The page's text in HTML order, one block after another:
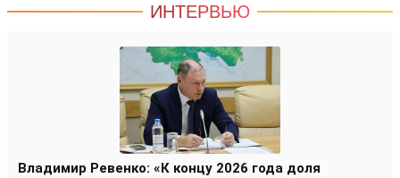
ИНТЕРВЬЮ
Владимир Ревенко: «К концу 2026 года доля